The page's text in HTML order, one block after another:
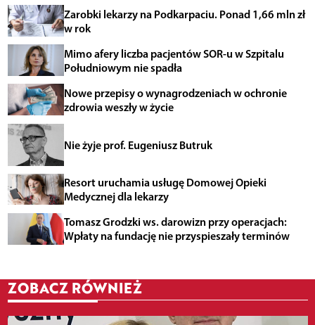
Zarobki lekarzy na Podkarpaciu. Ponad 1,66 mln zł
w rok
Mimo afery liczba pacjentów SOR-u w Szpitalu
Południowym nie spadła
Nowe przepisy o wynagrodzeniach w ochronie
zdrowia weszły w życie
Nie żyje prof. Eugeniusz Butruk
Resort uruchamia usługę Domowej Opieki
Medycznej dla lekarzy
Tomasz Grodzki ws. darowizn przy operacjach:
Wpłaty na fundację nie przyspieszały terminów
ZOBACZ RÓWNIEŻ